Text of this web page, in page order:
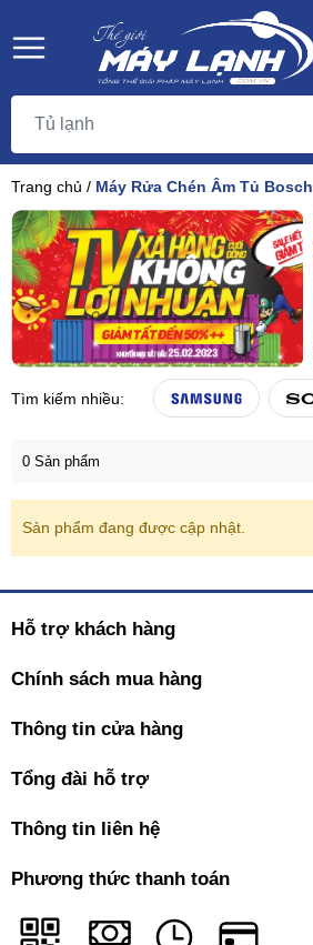
Trang chủ / Máy Rửa Chén Âm Tủ Bosch
Tìm kiếm nhiều:
0 Sản phẩm
Sản phẩm đang được cập nhật.
Hỗ trợ khách hàng
Chính sách mua hàng
Thông tin cửa hàng
Tổng đài hỗ trợ
Thông tin liên hệ
Phương thức thanh toán